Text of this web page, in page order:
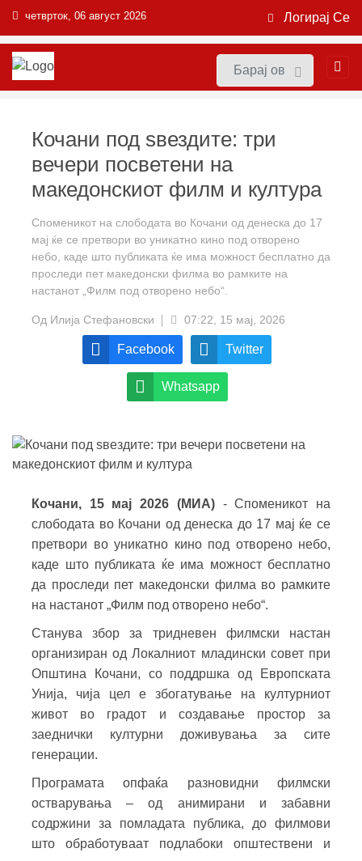
четврток, 06 август 2026 Логирај Се
Кочани под ѕвездите: три
вечери посветени на
македонскиот филм и култура
Споменикот на слободата во Кочани од денеска до 17
мај ќе се претвори во уникатно кино под отворено
небо, каде што публиката ќе има можност бесплатно да
проследи пет македонски филма во рамките на
настанот „Филм под отворено небо“.
Од Илија Стефановски 07:22, 15 мај, 2026
Facebook Twitter
Whatsapp
Кочани, 15 мај 2026 (МИА) - Споменикот на
слободата во Кочани од денеска до 17 мај ќе се
претвори во уникатно кино под отворено небо,
каде што публиката ќе има можност бесплатно
да проследи пет македонски филма во рамките
на настанот „Филм под отворено небо“.
Станува збор за тридневен филмски настан
организиран од Локалниот младински совет при
Општина Кочани, со поддршка од Европската
Унија, чија цел е збогатување на културниот
живот во градот и создавање простор за
заеднички културни доживувања за сите
генерации.
Програмата опфаќа разновидни филмски
остварувања – од анимирани и забавни
содржини за помладата публика, до филмови
што обработуваат подлабоки општествени и